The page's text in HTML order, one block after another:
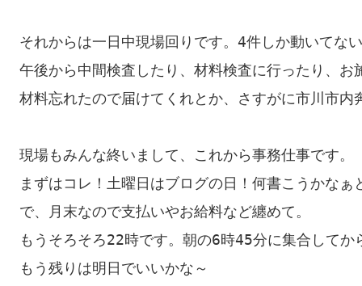
それからは一日中現場回りです。4件しか動いてな
午後から中間検査したり、材料検査に行ったり、お
材料忘れたので届けてくれとか、さすがに市川市
現場もみんな終いまして、これから事務仕事です。
まずはコレ！土曜日はブログの日！何書こうかな
で、月末なので支払いやお給料など纏めて。
もうそろそろ22時です。朝の6時45分に集合してか
もう残りは明日でいいかな～